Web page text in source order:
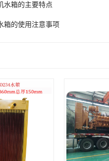
水箱的主要特点
箱的使用注意事项